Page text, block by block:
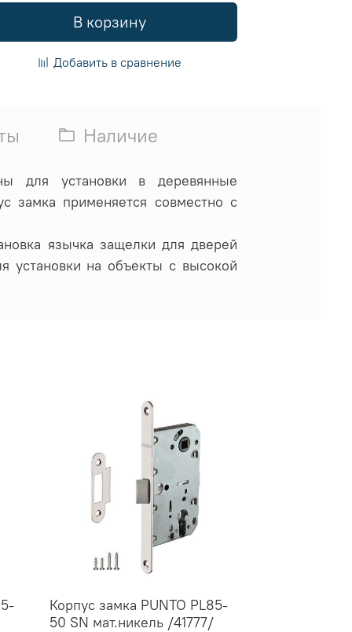
В корзину
Добавить в сравнение
Наличие
для установки в деревянные
замка применяется совместно с
язычка защелки для дверей
установки на объекты с высокой
Корпус замка PUNTO PL85-
50 SN мат.никель /41777/